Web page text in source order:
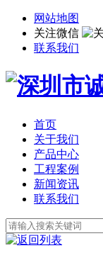
网站地图
关注微信
联系我们
首页
关于我们
产品中心
工程案例
新闻资讯
联系我们